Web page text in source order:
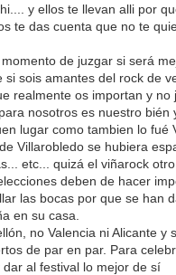
y ellos te llevan alli por
te das cuenta que no te
de juzgar si será
si sois amantes del rock de
realmente os importan y no
nosotros es nuestro bién
lugar como tambien lo fué
Villarobledo se hubiera
etc... quizá el viñarock
deben de hacer
las bocas por que se han
en su casa.
no Valencia ni Alicante y
de par en par. Para
al festival lo mejor de sí